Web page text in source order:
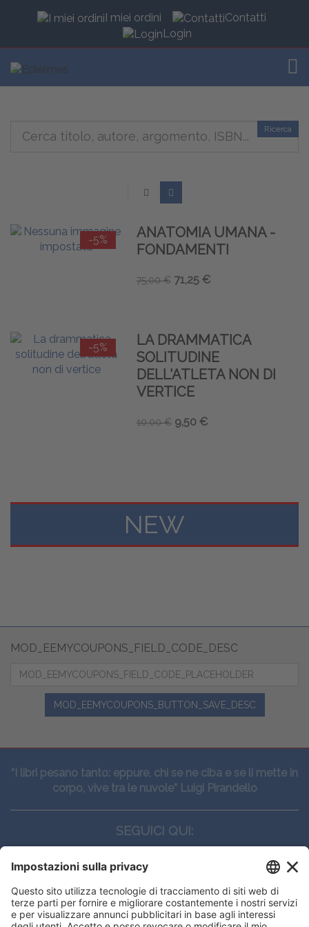
I miei ordini
Contatti
Login
Ricerca
-5%
ANATOMIA UMANA -
FONDAMENTI
75,00 € 71,25 €
-5%
LA DRAMMATICA
SOLITUDINE
DELL'ATLETA NON DI
VERTICE
10,00 € 9,50 €
NEW
MOD_EEMYCOUPONS_FIELD_CODE_DESC
MOD_EEMYCOUPONS_BUTTON_SAVE_DESC
“I libri pesano tanto: eppure, chi se ne ciba e se li mette in
corpo, vive tra le nuvole” Luigi Pirandello
SEGUICI QUI:
CONTATTI